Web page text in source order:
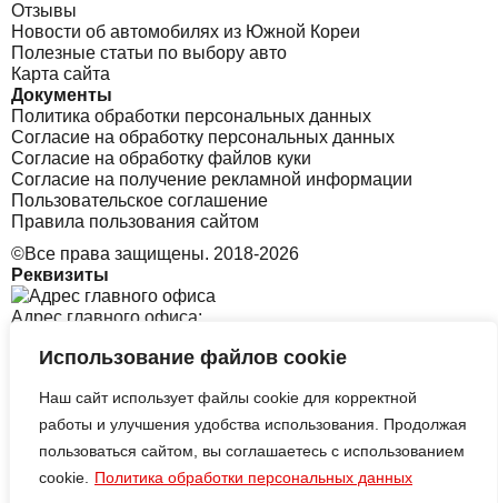
Использование файлов cookie
Наш сайт использует файлы cookie для корректной
работы и улучшения удобства использования. Продолжая
пользоваться сайтом, вы соглашаетесь с использованием
cookie.
Политика обработки персональных данных
Отзывы
Новости об автомобилях из Южной Кореи
Полезные статьи по выбору авто
Карта сайта
Документы
Политика обработки персональных данных
Согласие на обработку персональных данных
Согласие на обработку файлов куки
Согласие на получение рекламной информации
Пользовательское соглашение
Правила пользования сайтом
©Все права защищены. 2018-2026
Реквизиты
Адрес главного офиса:
Адрес офиса в Корее:
313 Central-ro, Yeonsu-gu, Incheon B tower, 2126